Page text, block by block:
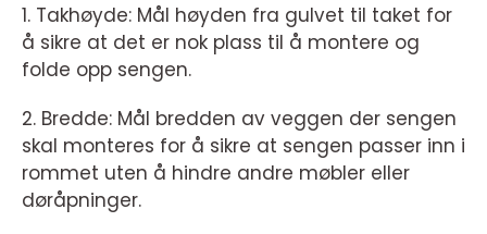
1. Takhøyde: Mål høyden fra gulvet til taket for
å sikre at det er nok plass til å montere og
folde opp sengen.
2. Bredde: Mål bredden av veggen der sengen
skal monteres for å sikre at sengen passer inn i
rommet uten å hindre andre møbler eller
døråpninger.